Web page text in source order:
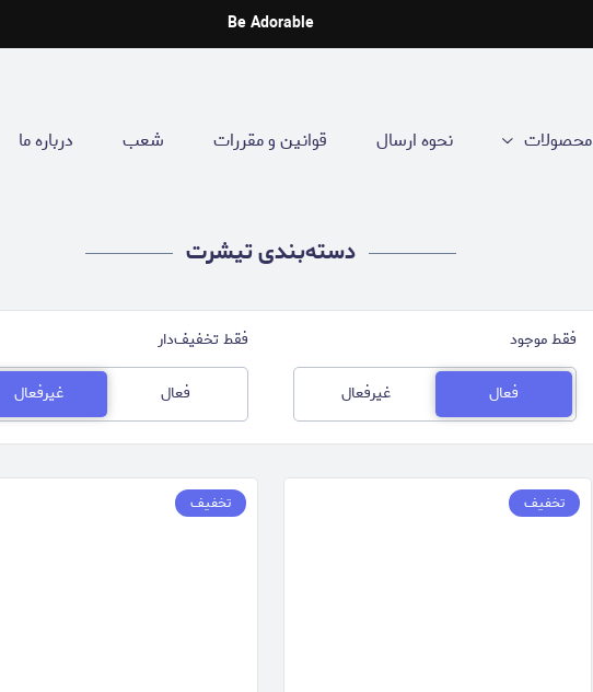
Be Adorable
محصولات نحوه ارسال قوانین و مقررات شعب درباره ما
دسته‌بندی تیشرت
فقط موجود
فعال غیرفعال
فقط تخفیف‌دار
فعال غیرفعال
تخفیف تخفیف